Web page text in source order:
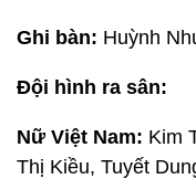
Ghi bàn: Huỳnh
Đội hình ra sân:
Nữ Việt Nam: Kim
Thị Kiều, Tuyết